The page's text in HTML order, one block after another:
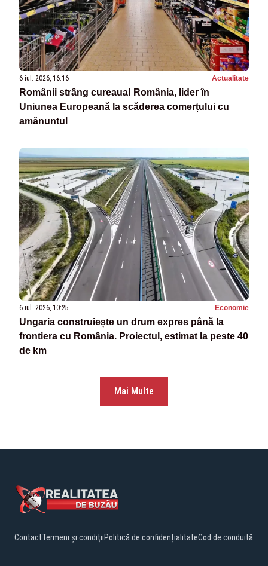
6 iul. 2026, 16:16 Actualitate
Românii strâng cureaua! România, lider în
Uniunea Europeană la scăderea comerțului cu
amănuntul
6 iul. 2026, 10:25 Economie
Ungaria construiește un drum expres până la
frontiera cu România. Proiectul, estimat la peste 40
de km
Mai Multe
ContactTermeni și condițiiPolitică de confidențialitateCod de conduită